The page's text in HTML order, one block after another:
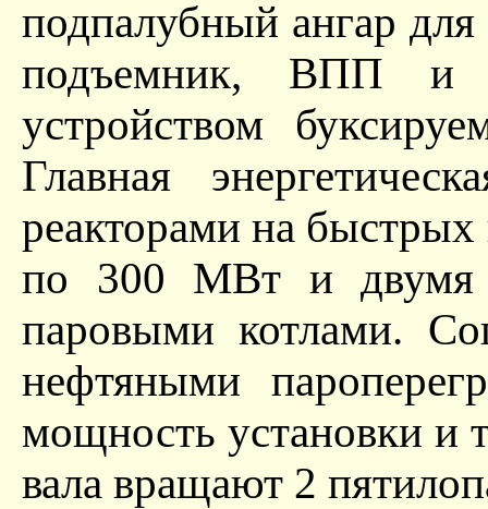
подпалубный ангар для
подъемник, ВПП и
устройством
Главная
реакторами на
по 300 МВт и двумя
паровыми котлами.
нефтяными
мощность установки и
вала вращают 2